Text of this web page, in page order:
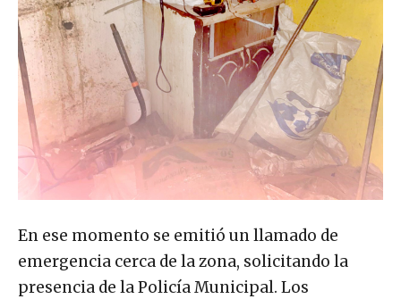
En ese momento se emitió un llamado de
emergencia cerca de la zona, solicitando la
presencia de la Policía Municipal. Los